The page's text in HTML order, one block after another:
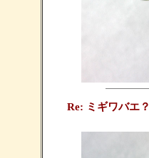
Re: ミギワバエ？